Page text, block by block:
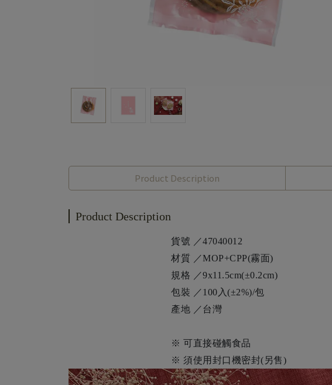
Product Description
Product Description
貨號 ／47040012
材質 ／MOP+CPP(霧面)
規格 ／9x11.5cm(±0.2cm)
包裝 ／100入(±2%)/包
產地 ／台灣
※ 可直接碰觸食品
※ 須使用封口機密封(另售)